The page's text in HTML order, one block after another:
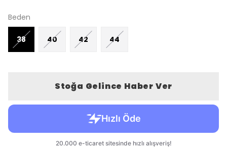
Beden
38 40 42 44
Stoğa Gelince Haber Ver